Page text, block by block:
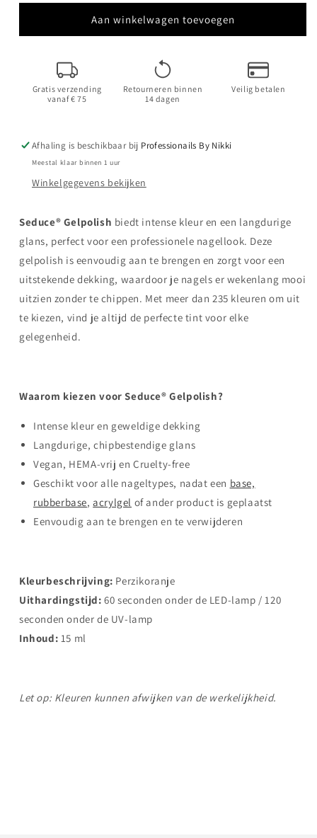
voor
Peach
HEMA
Free
voor
SN062
Peach
Free
Aan winkelwagen toevoegen
Gratis verzending
vanaf € 75
Retourneren binnen
14 dagen
Veilig betalen
Afhaling is beschikbaar bij Professionails By Nikki
Meestal klaar binnen 1 uur
Winkelgegevens bekijken
Seduce® Gelpolish biedt intense kleur en een langdurige
glans, perfect voor een professionele nagellook. Deze
gelpolish is eenvoudig aan te brengen en zorgt voor een
uitstekende dekking, waardoor je nagels er wekenlang mooi
uitzien zonder te chippen. Met meer dan 235 kleuren om uit
te kiezen, vind je altijd de perfecte tint voor elke
gelegenheid.
Waarom kiezen voor Seduce® Gelpolish?
Intense kleur en geweldige dekking
Langdurige, chipbestendige glans
Vegan, HEMA-vrij en Cruelty-free
Geschikt voor alle nageltypes, nadat een base,
rubberbase,acrylgel of ander product is geplaatst
Eenvoudig aan te brengen en te verwijderen
Kleurbeschrijving: Perzikoranje
Uithardingstijd: 60 seconden onder de LED-lamp / 120
seconden onder de UV-lamp
Inhoud: 15 ml
Let op: Kleuren kunnen afwijken van de werkelijkheid.